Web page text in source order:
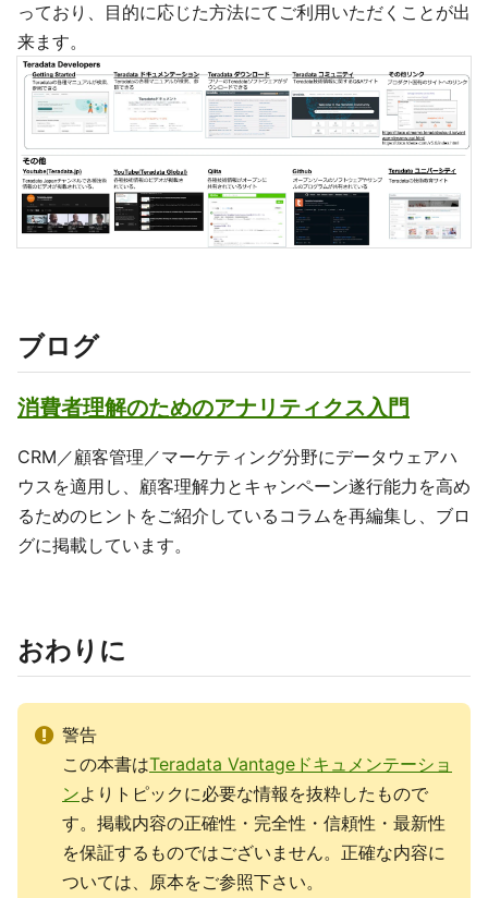
っており、目的に応じた方法にてご利用いただくことが出
来ます。
ブログ
消費者理解のためのアナリティクス入門
CRM／顧客管理／マーケティング分野にデータウェアハ
ウスを適用し、顧客理解力とキャンペーン遂行能力を高め
るためのヒントをご紹介しているコラムを再編集し、ブロ
グに掲載しています。
おわりに
警告
この本書はTeradata Vantageドキュメンテーショ
ンよりトピックに必要な情報を抜粋したもので
す。掲載内容の正確性・完全性・信頼性・最新性
を保証するものではございません。正確な内容に
ついては、原本をご参照下さい。